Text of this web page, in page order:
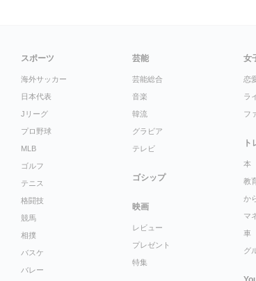
スポーツ
海外サッカー
日本代表
Jリーグ
プロ野球
MLB
ゴルフ
テニス
格闘技
競馬
相撲
バスケ
バレー
芸能
芸能総合
音楽
韓流
グラビア
テレビ
ゴシップ
映画
レビュー
プレゼント
特集
女
恋
ラ
フ
本
教
か
マ
車
グ